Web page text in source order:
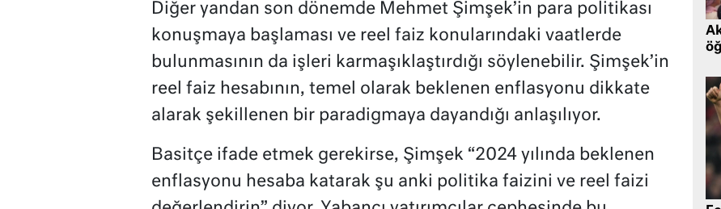
Diğer yandan son dönemde Mehmet Şimşek’in para politikası
konuşmaya başlaması ve reel faiz konularındaki vaatlerde
bulunmasının da işleri karmaşıklaştırdığı söylenebilir. Şimşek’in
reel faiz hesabının, temel olarak beklenen enflasyonu dikkate
alarak şekillenen bir paradigmaya dayandığı anlaşılıyor.
Basitçe ifade etmek gerekirse, Şimşek “2024 yılında beklenen
enflasyonu hesaba katarak şu anki politika faizini ve reel faizi